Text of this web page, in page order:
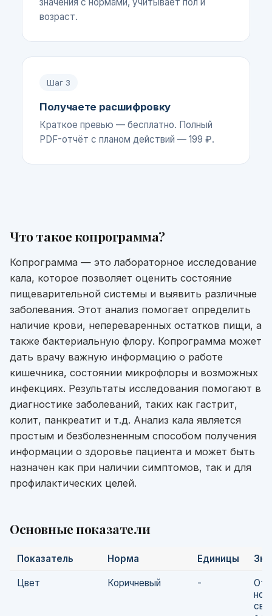
возраст.
Шаг 3
Получаете расшифровку
Краткое превью — бесплатно. Полный
PDF-отчёт с планом действий — 199 ₽.
Что такоекопрограмма?
Копрограмма — это лабораторное исследование
кала, которое позволяет оценить состояние
пищеварительной системы и выявить различные
заболевания. Этот анализ помогает определить
наличие крови, непереваренных остатков пищи, а
также бактериальную флору. Копрограмма может
дать врачу важную информацию о работе
кишечника, состоянии микрофлоры и возможных
инфекциях. Результаты исследования помогают в
диагностике заболеваний, таких как гастрит,
колит, панкреатит и т.д. Анализ кала является
простым и безболезненным способом получения
информации о здоровье пациента и может быть
назначен как при наличии симптомов, так и для
профилактических целей.
Основные показатели
Показатель Норма Единицы
Цвет Коричневый -